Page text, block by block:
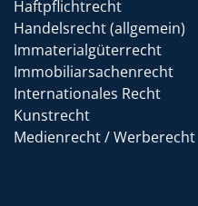
Haftpflichtrecht
Handelsrecht (allgemein)
Immaterialgüterrecht
Immobiliarsachenrecht
Internationales Recht
Kunstrecht
Medienrecht / Werberecht